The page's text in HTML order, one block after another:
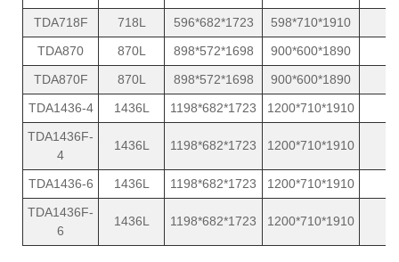
TDA718F
718L 596*682*1723 598*710*1910
TDA870
870L 898*572*1698 900*600*1890
TDA870F
870L 898*572*1698 900*600*1890
TDA1436-4
1436L 1198*682*1723 1200*710*1910
TDA1436F-
4
1436L 1198*682*1723 1200*710*1910
TDA1436-6 1436L 1198*682*1723 1200*710*1910
TDA1436F-
6
1436L 1198*682*1723 1200*710*1910